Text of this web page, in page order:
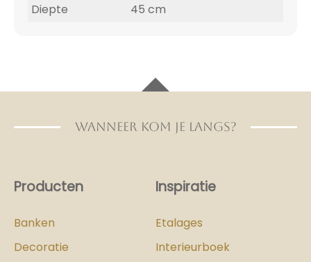
Diepte
45 cm
WANNEER KOM JE LANGS?
Producten
Banken
Decoratie
Inspiratie
Etalages
Interieurboek